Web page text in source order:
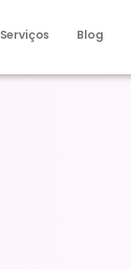
Serviços Blog